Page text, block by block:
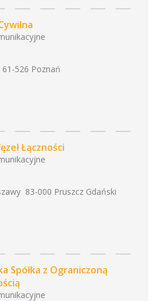
526 Poznań
Łączności
83-000 Pruszcz Gdański
Spółka z Ograniczoną